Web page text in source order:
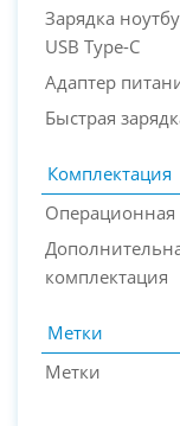
Зарядка
USB Type-C
Адаптер
Быстрая
Комплектация
Операционная
комплектация
Метки
Метки